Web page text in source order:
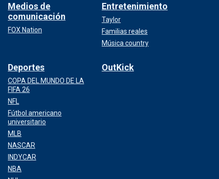
Medios de
comunicación
FOX Nation
Entretenimiento
Taylor
Familias reales
Música country
Deportes
COPA DEL MUNDO DE LA
FIFA 26
NFL
Fútbol americano
universitario
MLB
NASCAR
INDYCAR
NBA
OutKick